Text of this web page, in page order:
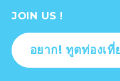
JOIN US !
อยาก! ทูตท่องเที่